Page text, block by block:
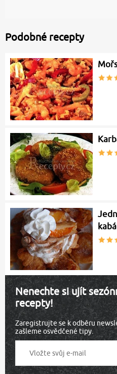
Podobné recepty
Nenechte si ujít
recepty!
Zaregistrujte se k odběru
zašleme osvědčené tipy.